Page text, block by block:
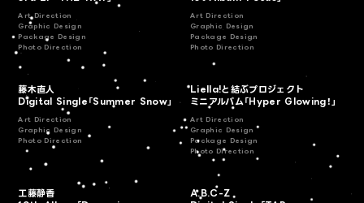
Art Direction
Graphic Design
Package Design
Photo Direction
Art Direction
Graphic Design
Package Design
Photo Direction
藤木直人
Digital Single「Summer Snow」
Art Direction
Graphic Design
Photo Direction
Liella!と結ぶプロジェクト
ミニアルバム「Hyper Glowing！」
Art Direction
Graphic Design
Package Design
Photo Direction
工藤静香
A.B.C-Z